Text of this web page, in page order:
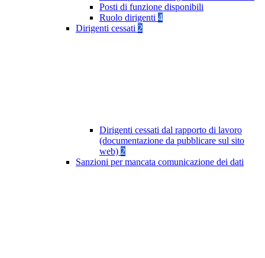
Posti di funzione disponibili
Ruolo dirigenti 4
Dirigenti cessati 2
Dirigenti cessati dal rapporto di lavoro
(documentazione da pubblicare sul sito
web) 2
Sanzioni per mancata comunicazione dei dati